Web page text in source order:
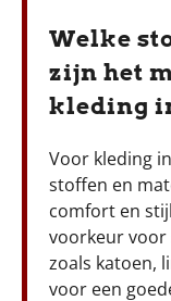
Welke
zijn het
kleding
Voor kleding
stoffen en
comfort en
voorkeur voor
zoals katoen,
voor een